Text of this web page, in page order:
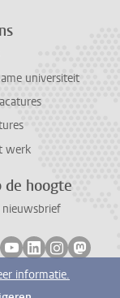
universiteit
werk
de hoogte
nieuwsbrief
op bluesky
Volg ons op facebook
Volg ons op
Volg ons op
Volg ons
Volg
informatie.